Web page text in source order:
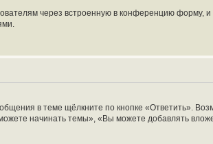
через встроенную в конференцию форму,
в теме щёлкните по кнопке «Ответить».
начинать темы», «Вы можете добавлять